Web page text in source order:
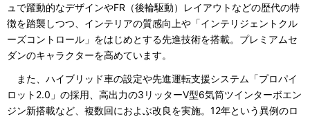
ュで躍動的なデザインやFR（後輪駆動）レイアウトなどの歴代の特
徴を踏襲しつつ、インテリアの質感向上や「インテリジェントクル
ーズコントロール」をはじめとする先進技術を搭載。プレミアムセ
ダンのキャラクターを高めています。
また、ハイブリッド車の設定や先進運転支援システム「プロパイ
ロット2.0」の採用、高出力の3リッターV型6気筒ツインターボエン
ジン新搭載など、複数回におよぶ改良を実施。12年という異例のロ